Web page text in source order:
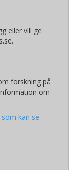
eller vill ge
forskning på
om
kan se